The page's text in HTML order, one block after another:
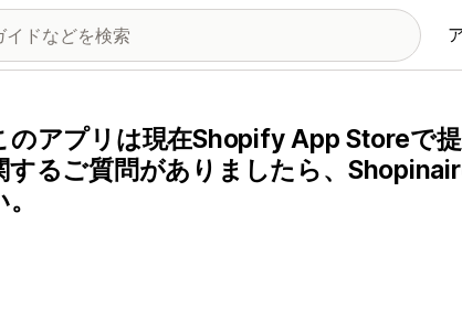
のアプリは現在Shopify App Storeで
するご質問がありましたら、